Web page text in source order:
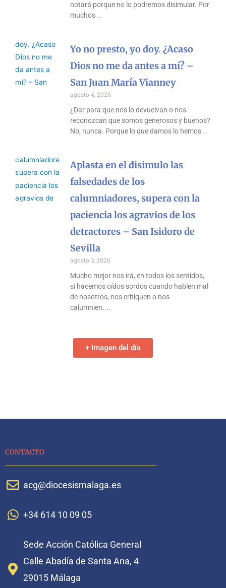
notará porque no lo podremos disimular. Por
muchos
Yo no presto, yo doy. ¿Acaso
Dios no me da antes a mí? –
San Juan María Vianney
agosto 4, 2026
¿Dar para que nos lo devuelvan o nos
reconozcan que somos generosos y buenos?
No, nunca. Porque lo que damos lo hemos
Aplasta en el disimulo las
falsedades de los
calumniadores, supera con la
paciencia los agravios de los
detractores – San Isidoro de
Sevilla
agosto 3, 2026
Mucho mejor nos irá, en todos los sentidos,
si hacemos oídos sordos cuando hablen mal
de nosotros, nos critiquen o nos
calumnien.
+ Imagen del día
CONTACTO
acg@diocesismalaga.es
+34 614 10 09 05
Sede Acción Católica General
Calle Abadía de Santa Ana, 4
29015 Málaga